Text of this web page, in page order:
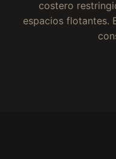
costero
espacios flotantes.